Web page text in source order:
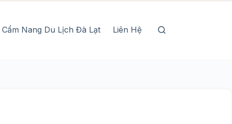
Nang Du Lịch Đà Lạt Liên Hệ